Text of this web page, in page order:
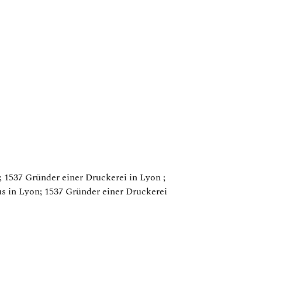
Gründer einer Druckerei in Lyon ;
in Lyon; 1537 Gründer einer Druckerei